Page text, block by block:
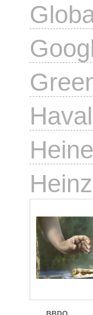
Haval
Heinz